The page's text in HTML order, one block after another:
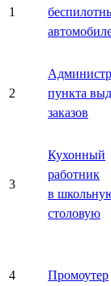
1
2
пункта
заказов
3
Кухонный
работник
в
столовую
4 Промоутер